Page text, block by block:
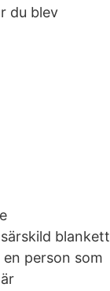
du blev
blankett
person som